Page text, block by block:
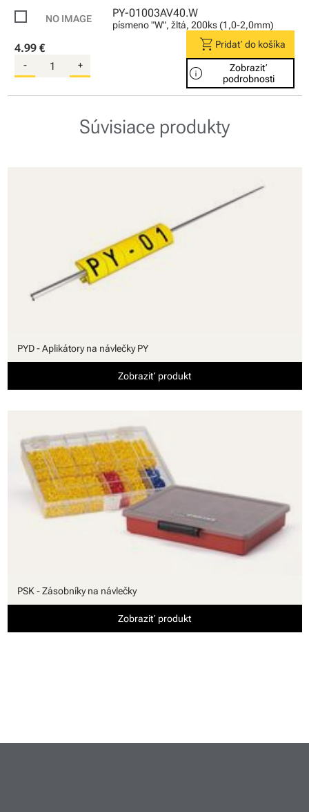
PY-01003AV40.W
písmeno "W", žltá, 200ks (1,0-2,0mm)
4.99 €
- +
shopping_cart Pridať do košíka
info
Zobraziť
podrobnosti
Súvisiace produkty
PYD - Aplikátory na návlečky PY
Zobraziť produkt
PSK - Zásobníky na návlečky
Zobraziť produkt